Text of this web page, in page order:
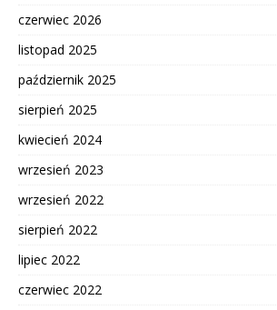
czerwiec 2026
listopad 2025
październik 2025
sierpień 2025
kwiecień 2024
wrzesień 2023
wrzesień 2022
sierpień 2022
lipiec 2022
czerwiec 2022